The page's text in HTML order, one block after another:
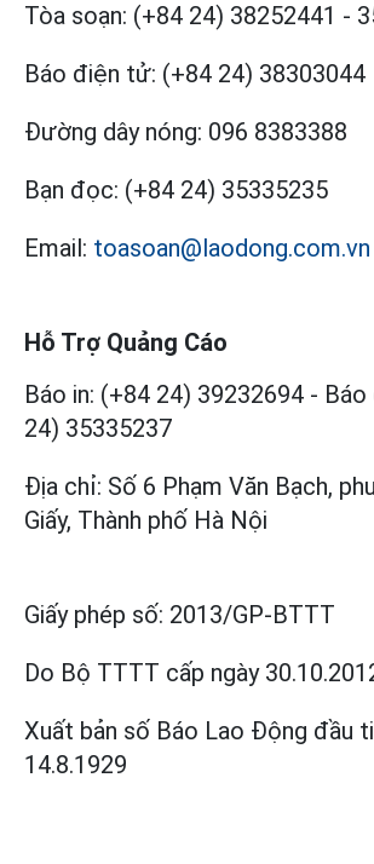
Tòa soạn: (+84 24) 38252441 -
Báo điện tử: (+84 24) 38303044
Đường dây nóng: 096 8383388
Bạn đọc: (+84 24) 35335235
Email: toasoan@laodong.com.vn
Hỗ Trợ Quảng Cáo
Báo in: (+84 24) 39232694 -
24) 35335237
Địa chỉ: Số 6 Phạm Văn Bạch,
Giấy, Thành phố Hà Nội
Giấy phép số: 2013/GP-BTTT
Do Bộ TTTT cấp ngày
Xuất bản số Báo Lao Động đầu
14.8.1929